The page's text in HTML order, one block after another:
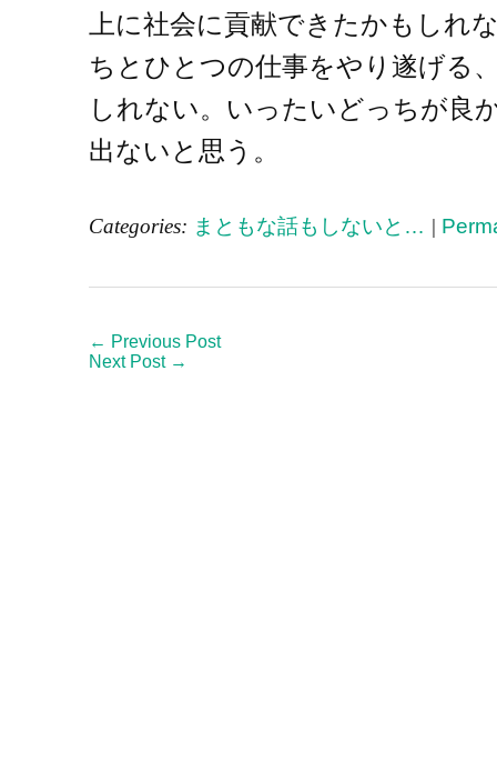
上に社会に貢献できたかもしれ
ちとひとつの仕事をやり遂げる
しれない。いったいどっちが良
出ないと思う。
Categories: まともな話もしないと… |
← Previous Post
Next Post →